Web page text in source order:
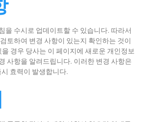
을 수시로 업데이트할 수 있습니다. 따라서
토하여 변경 사항이 있는지 확인하는 것이
경우 당사는 이 페이지에 새로운 개인정보
사항을 알려드립니다. 이러한 변경 사항은
효력이 발생합니다.